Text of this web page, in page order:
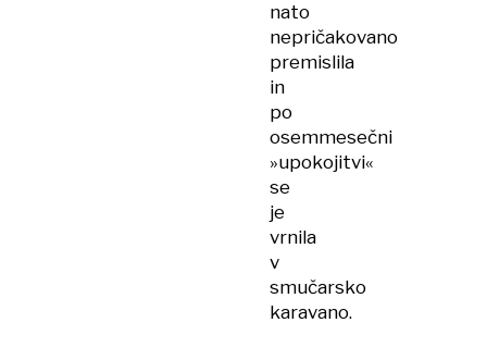
nato
nepričakovano
premislila
in
po
osemmesečni
»upokojitvi«
se
je
vrnila
v
smučarsko
karavano.